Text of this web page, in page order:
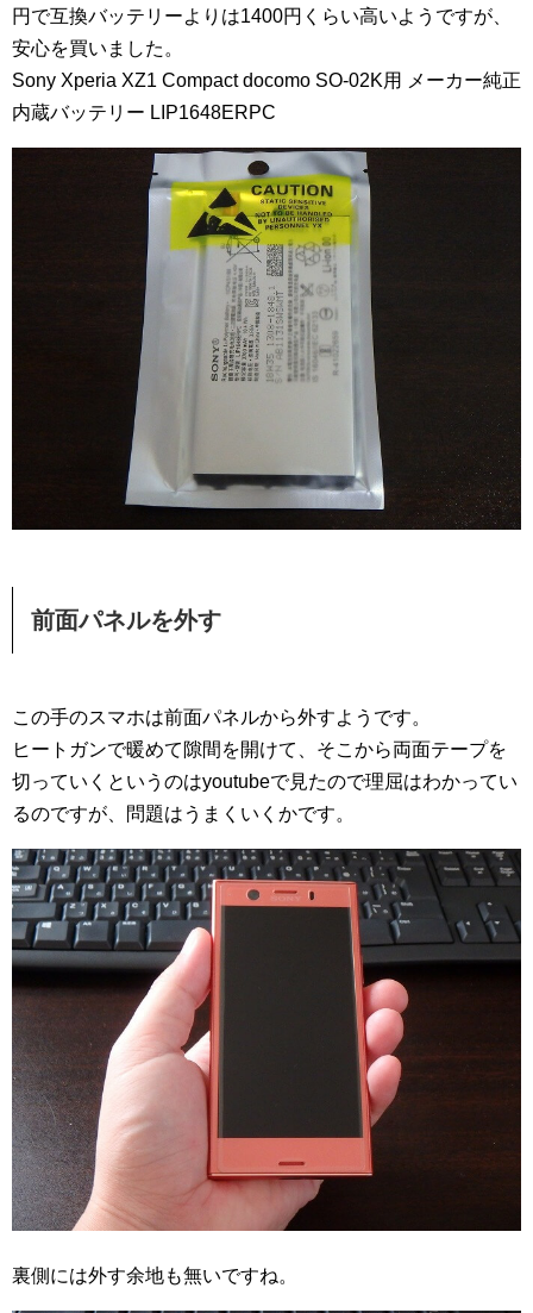
円で互換バッテリーよりは1400円くらい高いようですが、
安心を買いました。
Sony Xperia XZ1 Compact docomo SO-02K用 メーカー純正
内蔵バッテリー LIP1648ERPC
前面パネルを外す
この手のスマホは前面パネルから外すようです。
ヒートガンで暖めて隙間を開けて、そこから両面テープを
切っていくというのはyoutubeで見たので理屈はわかってい
るのですが、問題はうまくいくかです。
裏側には外す余地も無いですね。